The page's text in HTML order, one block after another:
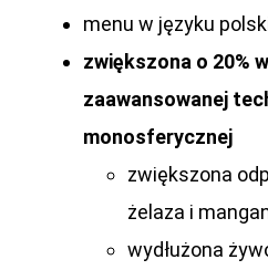
menu w języku
zwiększona o 20%
zaawansowanej
monosferycznej
zwiększona
żelaza i
wydłużona